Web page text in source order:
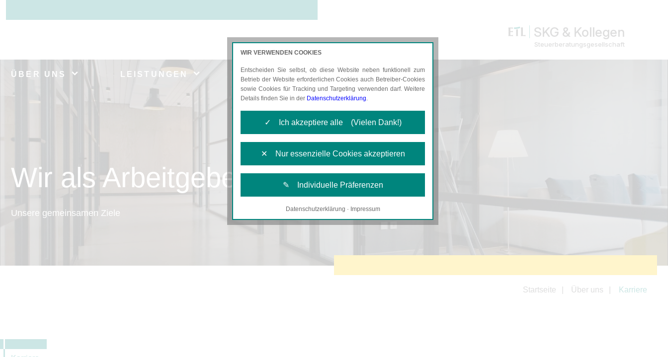
SKG & Kollegen
Steuerberatungsgesellschaft
ÜBER UNS LEISTUNGEN AKTUELLES KARRIERE
Wir als Arbeitgeber
Unsere gemeinsamen Ziele
Startseite Über uns Karriere
WIR VERWENDEN COOKIES
Entscheiden Sie selbst, ob diese Website neben funktionell zum
Betrieb der Website erforderlichen Cookies auch Betreiber-Cookies
sowie Cookies für Tracking und Targeting verwenden darf. Weitere
Details finden Sie in der Datenschutzerklärung.
✓ Ich akzeptiere alle (Vielen Dank!)
✕ Nur essenzielle Cookies akzeptieren
✎ Individuelle Präferenzen
Notwendige Cookies
Datenschutzerklärung · Impressum